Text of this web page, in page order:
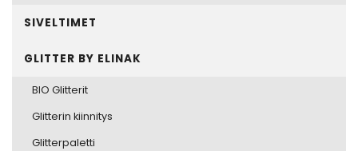
SIVELTIMET
GLITTER BY ELINAK
BIO Glitterit
Glitterin kiinnitys
Glitterpaletti